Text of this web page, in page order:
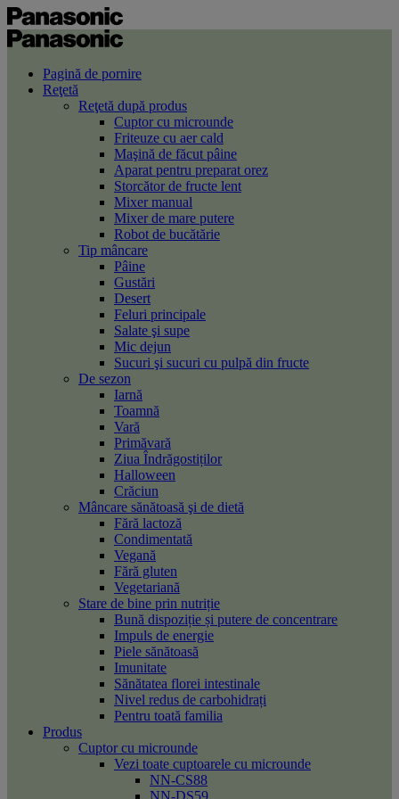
Pagină de pornire
Reţetă
Reţetă după produs
Cuptor cu microunde
Friteuze cu aer cald
Maşină de făcut pâine
Aparat pentru preparat orez
Storcător de fructe lent
Mixer manual
Mixer de mare putere
Robot de bucătărie
Tip mâncare
Pâine
Gustări
Desert
Feluri principale
Salate şi supe
Mic dejun
Sucuri şi sucuri cu pulpă din fructe
De sezon
Iarnă
Toamnă
Vară
Primăvară
Ziua Îndrăgostiților
Halloween
Crăciun
Mâncare sănătoasă şi de dietă
Fără lactoză
Condimentată
Vegană
Fără gluten
Vegetariană
Stare de bine prin nutriție
Bună dispoziție și putere de concentrare
Impuls de energie
Piele sănătoasă
Imunitate
Sănătatea florei intestinale
Nivel redus de carbohidrați
Pentru toată familia
Produs
Cuptor cu microunde
Vezi toate cuptoarele cu microunde
NN-CS88
NN-DS59